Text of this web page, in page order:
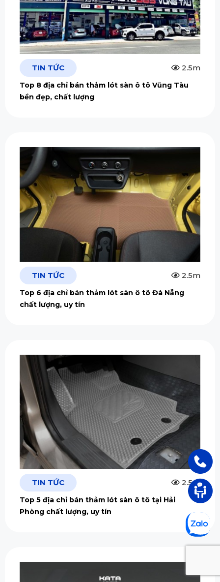
TIN TỨC 2.5m
Top 8 địa chỉ bán thảm lót sàn ô tô Vũng Tàu
bền đẹp, chất lượng
TIN TỨC 2.5m
Top 6 địa chỉ bán thảm lót sàn ô tô Đà Nẵng
chất lượng, uy tín
TIN TỨC 2.5m
Top 5 địa chỉ bán thảm lót sàn ô tô tại Hải
Phòng chất lượng, uy tín